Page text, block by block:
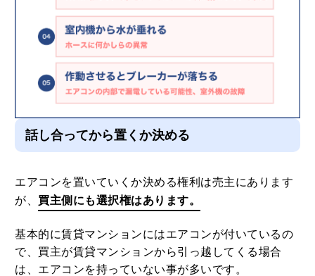
話し合ってから置くか決める
エアコンを置いていくか決める権利は売主にあります
が、 買主側にも選択権はあります。
基本的に賃貸マンションにはエアコンが付いているの
で、買主が賃貸マンションから引っ越してくる場合
は、エアコンを持っていない事が多いです。